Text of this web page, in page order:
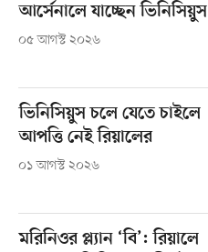
আর্সেনালে যাচ্ছেন ভিনিসিয়ুস
০৫ আগস্ট ২০২৬
ভিনিসিয়ুস চলে যেতে চাইলে
আপত্তি নেই রিয়ালের
০১ আগস্ট ২০২৬
মরিনিওর প্ল্যান ‘বি’: রিয়ালে